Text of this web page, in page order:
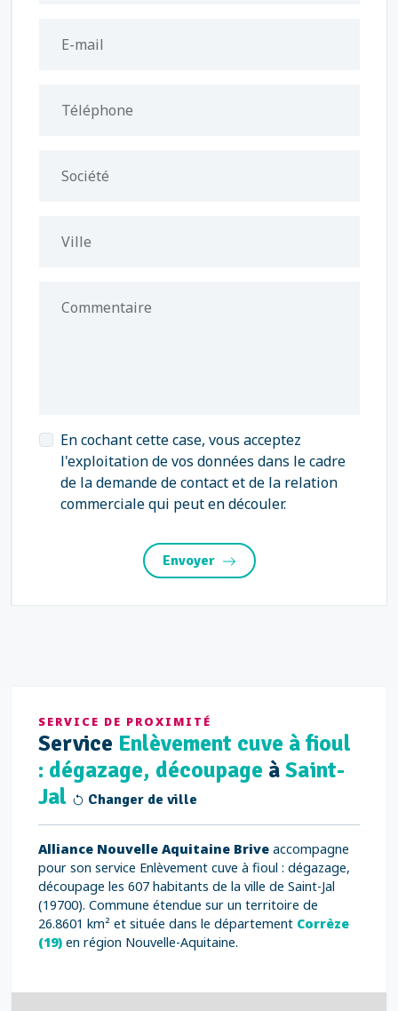
E-mail
Téléphone
Société
Ville
Commentaire
En cochant cette case, vous acceptez
l'exploitation de vos données dans le cadre
de la demande de contact et de la relation
commerciale qui peut en découler.
Envoyer
SERVICE DE PROXIMITÉ
Service Enlèvement cuve à fioul
: dégazage, découpage àSaint-
Jal
Changer de ville
Alliance Nouvelle Aquitaine Brive accompagne
pour son service Enlèvement cuve à fioul : dégazage,
découpage les 607 habitants de la ville de Saint-Jal
(19700). Commune étendue sur un territoire de
26.8601 km² et située dans le département Corrèze
(19) en région Nouvelle-Aquitaine.